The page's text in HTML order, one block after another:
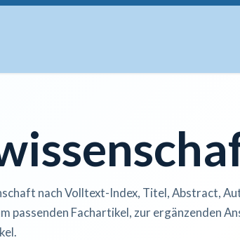
nach Volltext-Index, Titel, Abstract,
passenden Fachartikel, zur ergänzenden